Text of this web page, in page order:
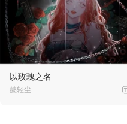
以玫瑰之名
懿轻尘